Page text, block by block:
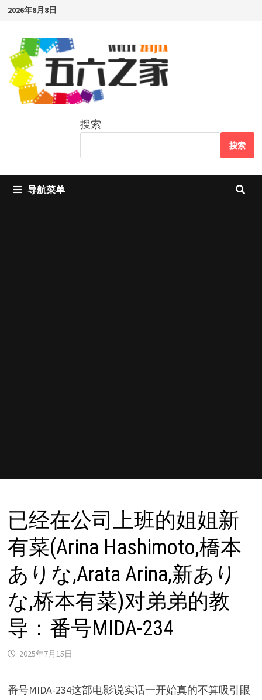
Skip
content
2026年8月8日
搜索
搜索
导航菜单
已经在公司上班的姐姐新
有菜(Arina Hashimoto,橋本
ありな,Arata Arina,新あり
な,桥本有菜)对弟弟的教
导：番号MIDA-234
2025年7月15日
番号MIDA-234这部电影说实话一开始真的不算吸引眼